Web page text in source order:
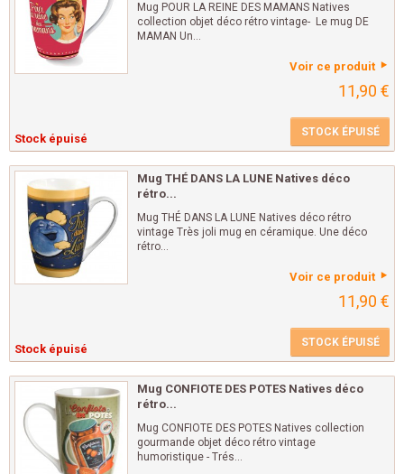
Mug POUR LA REINE DES MAMANS Natives
collection objet déco rétro vintage- Le mug DE
MAMAN Un...
Voir ce produit
11,90 €
Stock épuisé STOCK ÉPUISÉ
Mug THÉ DANS LA LUNE Natives déco
rétro...
Mug THÉ DANS LA LUNE Natives déco rétro
vintage Très joli mug en céramique. Une déco
rétro...
Voir ce produit
11,90 €
Stock épuisé STOCK ÉPUISÉ
Mug CONFIOTE DES POTES Natives déco
rétro...
Mug CONFIOTE DES POTES Natives collection
gourmande objet déco rétro vintage
humoristique - Trés...